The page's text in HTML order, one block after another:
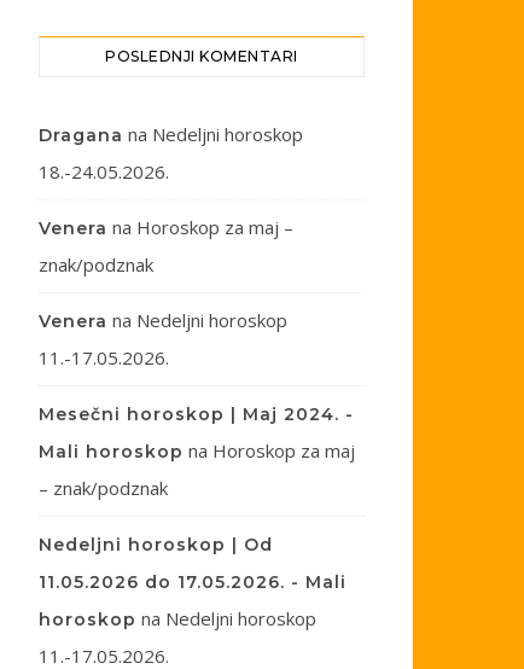
POSLEDNJI KOMENTARI
Dragana na Nedeljni horoskop
18.-24.05.2026.
Venera na Horoskop za maj –
znak/podznak
Venera na Nedeljni horoskop
11.-17.05.2026.
Mesečni horoskop | Maj 2024. -
Mali horoskop na Horoskop za maj
– znak/podznak
Nedeljni horoskop | Od
11.05.2026 do 17.05.2026. - Mali
horoskop na Nedeljni horoskop
11.-17.05.2026.